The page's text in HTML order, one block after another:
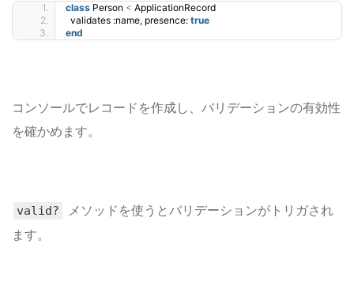
class Person < ApplicationRecord
  validates :name, presence:
true
end
コンソールでレコードを作成し、バリデーションの有効性
を確かめます。
valid? メソッドを使うとバリデーションがトリガされ
ます。